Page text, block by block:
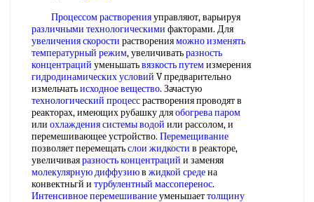
Процессом растворенияуправляют, варьируя
различными технологическими факторами. Для
увеличения скорости растворенияможно изменять
температурный режим, увеличиватьразность
концентраций уменьшатьвязкость путемизмерения
гидродинамических условий V предварительно
измельчатьисходное вещество. Зачастую
технологический процессрастворения проводят в
реакторах, имеющих рубашку дляобогрева паром
или охлаждения системы водой или рассолом, и
перемешивающее устройство. Перемещивание
позволяет перемещатьслои жидкости в реакторе,
увеличиваяразность концентраций и заменяя
молекулярную диффузиюв жидкой средена
конвектньгй и турбулентный массоперенос.
Интенсивное перемешиваниеуменьшаеттолщину